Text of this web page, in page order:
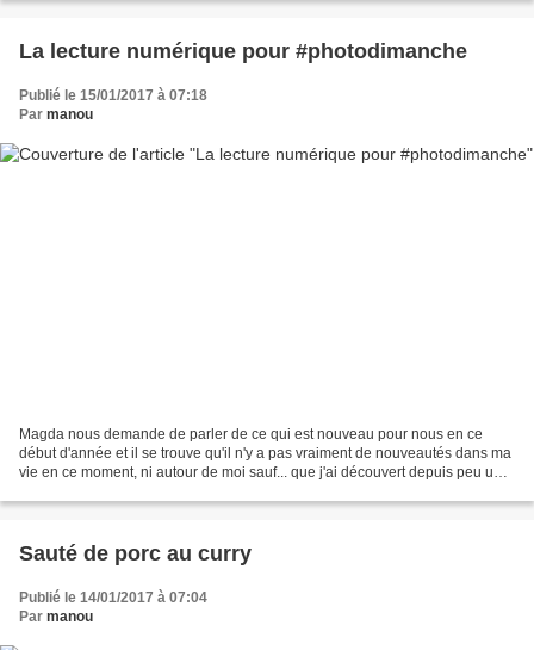
La lecture numérique pour #photodimanche
Publié le 15/01/2017 à 07:18
Par manou
Magda nous demande de parler de ce qui est nouveau pour nous en ce
début d'année et il se trouve qu'il n'y a pas vraiment de nouveautés dans ma
vie en ce moment, ni autour de moi sauf... que j'ai découvert depuis peu une
Sauté de porc au curry
Publié le 14/01/2017 à 07:04
Par manou